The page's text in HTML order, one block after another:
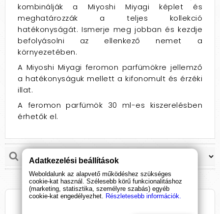
kombinálják a Miyoshi Miyagi képlet és
meghatározzák a teljes kollekció
hatékonyságát. Ismerje meg jobban és kezdje
befolyásolni az ellenkező nemet a
környezetében.
A Miyoshi Miyagi feromon parfümökre jellemző
a hatékonyságuk mellett a kifonomult és érzéki
illat.
A feromon parfümök 30 ml-es kiszerelésben
érhetők el.
Adatkezelési beállítások
Weboldalunk az alapvető működéshez szükséges
cookie-kat használ. Szélesebb körű funkcionalitáshoz
(marketing, statisztika, személyre szabás) egyéb
cookie-kat engedélyezhet. Részletesebb információk.